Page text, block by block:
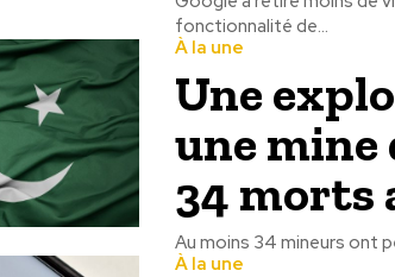
fonctionnalité de...
À la une
Une
une mine
34 morts
Au moins 34 mineurs ont
À la une